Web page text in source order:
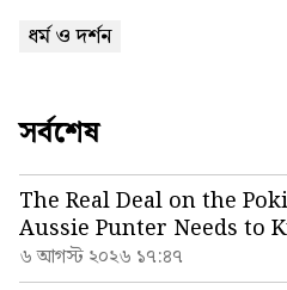
ধর্ম ও দর্শন
সর্বশেষ
The Real Deal on the
Aussie Punter Needs to
৬ আগস্ট ২০২৬ ১৭:৪৭